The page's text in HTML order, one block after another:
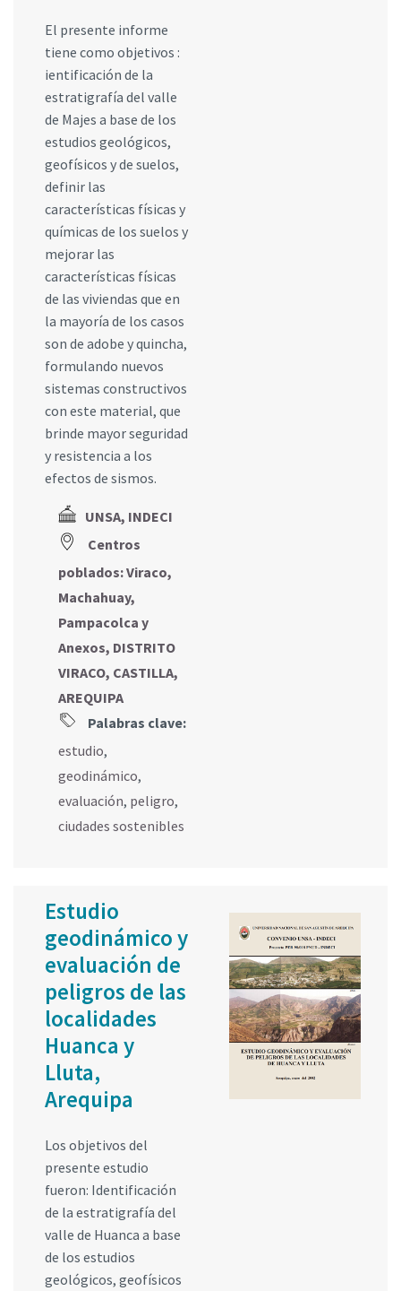
El presente informe
tiene como objetivos :
ientificación de la
estratigrafía del valle
de Majes a base de los
estudios geológicos,
geofísicos y de suelos,
definir las
características físicas y
químicas de los suelos y
mejorar las
características físicas
de las viviendas que en
la mayoría de los casos
son de adobe y quincha,
formulando nuevos
sistemas constructivos
con este material, que
brinde mayor seguridad
y resistencia a los
efectos de sismos.
UNSA, INDECI
Centros
poblados: Viraco,
Machahuay,
Pampacolca y
Anexos, DISTRITO
VIRACO, CASTILLA,
AREQUIPA
Palabras clave:
estudio,
geodinámico,
evaluación, peligro,
ciudades sostenibles
Estudio
geodinámico y
evaluación de
peligros de las
localidades
Huanca y
Lluta,
Arequipa
Los objetivos del
presente estudio
fueron: Identificación
de la estratigrafía del
valle de Huanca a base
de los estudios
geológicos, geofísicos